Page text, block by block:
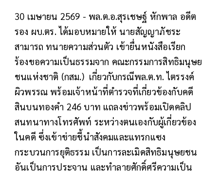
30 เมษายน 2569 - พล.ต.อ.สุรเชษฐ์ หักพาล อดีต
รอง ผบ.ตร. ได้มอบหมายให้ นายสัญญาภัชระ
สามารถ ทนายความส่วนตัว เข้ายื่นหนังสือเรียก
ร้องขอความเป็นธรรมจาก คณะกรรมการสิทธิมนุษย
ชนแห่งชาติ (กสม.) เกี่ยวกับกรณีพล.ต.ท. ไตรรงค์
ผิวพรรณ พร้อมเจ้าหน้าที่ตำรวจที่เกี่ยวข้องกับคดี
สินบนทองคำ 246 บาท แถลงข่าวพร้อมเปิดคลิป
สนทนาทางโทรศัพท์ ระหว่างตนเองกับผู้เกี่ยวข้อง
ในคดี ซึ่งเข้าข่ายชี้นำสังคมและแทรกแซง
กระบวนการยุติธรรม เป็นการละเมิดสิทธิมนุษยชน
อันเป็นการประจาน และทำลายศักดิ์ศรีความเป็น